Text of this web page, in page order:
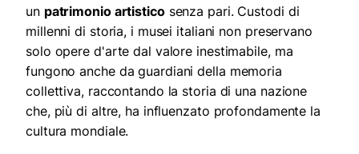
un patrimonio artisticosenza pari. Custodi di
millenni di storia, i musei italiani non preservano
solo opere d'arte dal valore inestimabile, ma
fungono anche da guardiani della memoria
collettiva, raccontando la storia di una nazione
che, più di altre, ha influenzato profondamente la
cultura mondiale.